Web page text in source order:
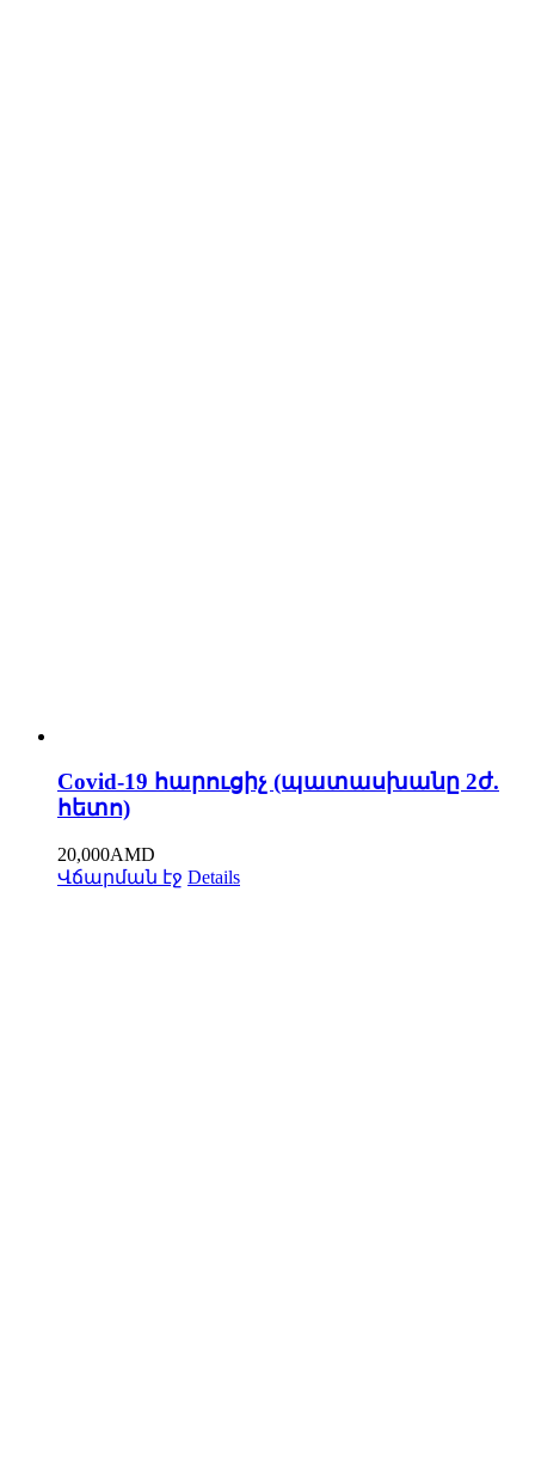
Covid-19 հարուցիչ (պատասխանը 2ժ.
հետո)
20,000AMD
Վճարման էջ Details